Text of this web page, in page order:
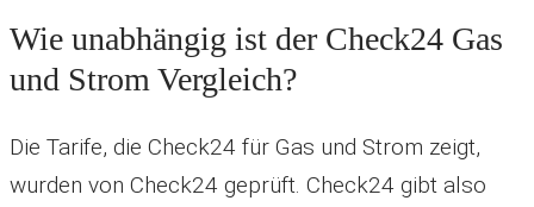
Wie unabhängig ist der Check24 Gas
und Strom Vergleich?
Die Tarife, die Check24 für Gas und Strom zeigt,
wurden von Check24 geprüft. Check24 gibt also